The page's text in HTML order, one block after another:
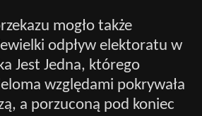
mogło także
odpływ elektoratu w
Jest Jedna, którego
względami pokrywała
a porzuconą pod koniec